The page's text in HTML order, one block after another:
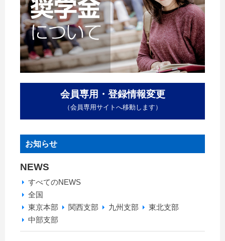
会員専用・登録情報変更
（会員専用サイトへ移動します）
お知らせ
NEWS
すべてのNEWS
全国
東京本部
関西支部 九州支部
東北支部
中部支部